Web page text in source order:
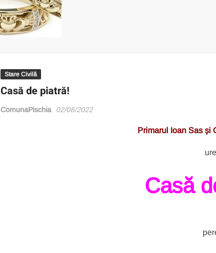
Stare Civilă
Casă de piatră!
ComunaPischia 02/08/2022
Primarul Ioan Sas și
Casă